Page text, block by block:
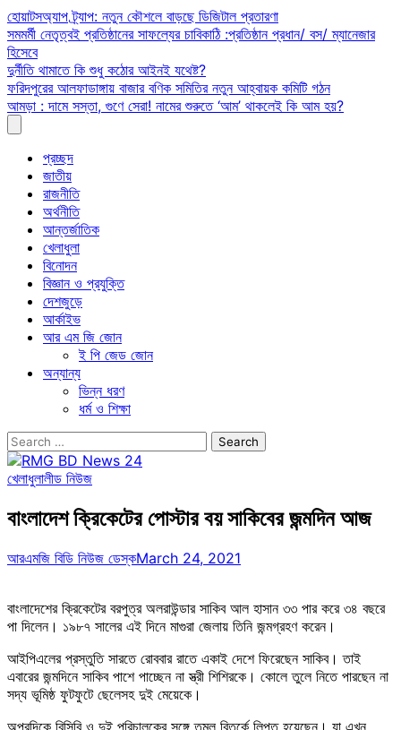
Skip
to
content
হোয়াটসঅ্যাপ ট্র্যাপ: নতুন কৌশলে বাড়ছে ডিজিটাল প্রতারণা
সমমর্মী নেতৃত্বই প্রতিষ্ঠানের সাফল্যের চাবিকাঠি :প্রতিষ্ঠান প্রধান/ বস/ ম্যানেজার
হিসেবে
দুর্নীতি থামাতে কি শুধু কঠোর আইনই যথেষ্ট?
ফরিদপুরের আলফাডাঙ্গায় বাজার বণিক সমিতির নতুন আহ্বায়ক কমিটি গঠন
আমড়া : দামে সস্তা, গুণে সেরা! নামের শুরুতে ‘আম’ থাকলেই কি আম হয়?
প্রচ্ছদ
জাতীয়
রাজনীতি
অর্থনীতি
আন্তর্জাতিক
খেলাধুলা
বিনোদন
বিজ্ঞান ও প্রযুক্তি
দেশজুড়ে
আর্কাইভ
আর এম জি জোন
ই পি জেড জোন
অন্যান্য
ভিন্ন ধরণ
ধর্ম ও শিক্ষা
Search
for:
খেলাধুলালীড নিউজ
বাংলাদেশ ক্রিকেটের পোস্টার বয় সাকিবের জন্মদিন আজ
আরএমজি বিডি নিউজ ডেস্কMarch 24, 2021
বাংলাদেশের ক্রিকেটের বরপুত্র অলরাউন্ডার সাকিব আল হাসান ৩৩ পার করে ৩৪ বছরে
পা দিলেন। ১৯৮৭ সালের এই দিনে মাগুরা জেলায় তিনি জন্মগ্রহণ করেন।
আইপিএলের প্রস্তুতি সারতে রোববার রাতে একাই দেশে ফিরেছেন সাকিব। তাই
এবারের জন্মদিনে সাকিব পাশে পাচ্ছেন না স্ত্রী শিশিরকে। কোলে তুলে নিতে পারছেন না
সদ্য ভূমিষ্ঠ ফুটফুটে ছেলেসহ দুই মেয়েকে।
অপরদিকে বিসিবি ও দুই পরিচালকের সঙ্গে তুমুল বিতর্কে লিপ্ত হয়েছেন। যা এখন